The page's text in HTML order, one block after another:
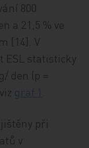
800
a 21,5 % ve
[14]. V
ESL statisticky
den (p =
při
v